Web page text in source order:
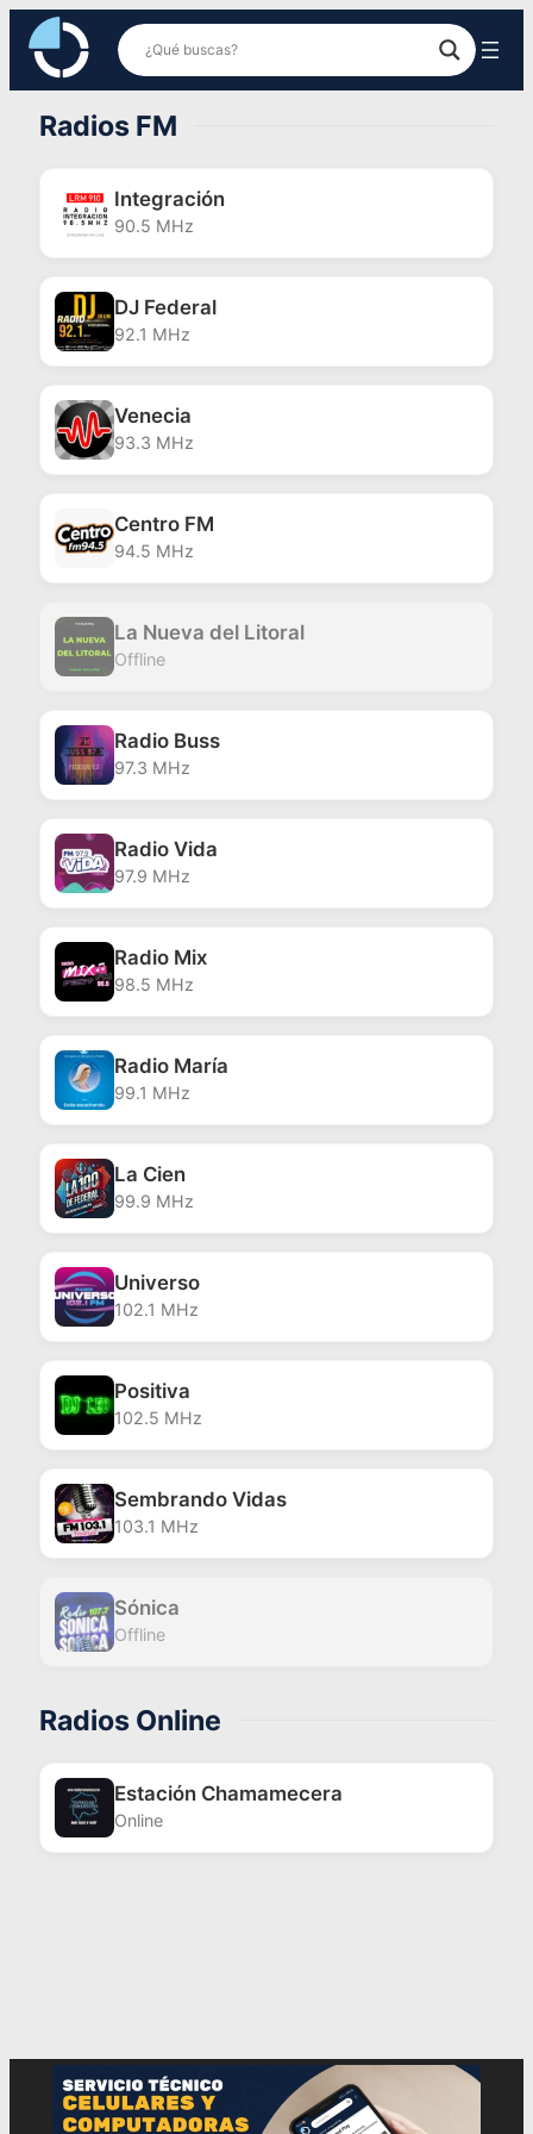
Saltar
contenido
Radios FM
Integración
90.5 MHz
DJ Federal
92.1 MHz
Venecia
93.3 MHz
Centro FM
94.5 MHz
La Nueva del Litoral
Offline
Radio Buss
97.3 MHz
Radio Vida
97.9 MHz
Radio Mix
98.5 MHz
Radio María
99.1 MHz
La Cien
99.9 MHz
Universo
102.1 MHz
Positiva
102.5 MHz
Sembrando Vidas
103.1 MHz
Sónica
Offline
Radios Online
Estación Chamamecera
Online